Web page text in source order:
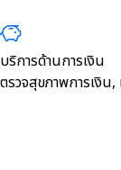
บริการด้านการเงิน
ตรวจสุขภาพการเงิ